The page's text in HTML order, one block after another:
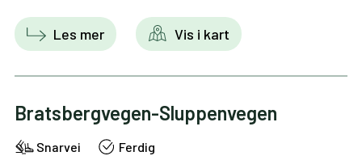
Les mer Vis i kart
Bratsbergvegen-Sluppenvegen
Snarvei Ferdig